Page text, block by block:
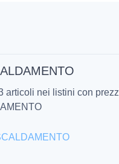
articoli nei listini con